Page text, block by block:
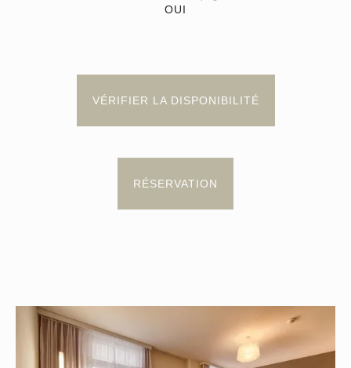
OUI
VÉRIFIER LA DISPONIBILITÉ
RÉSERVATION